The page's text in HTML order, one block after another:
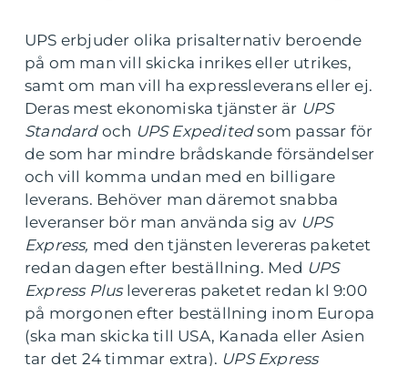
UPS erbjuder olika prisalternativ beroende
på om man vill skicka inrikes eller utrikes,
samt om man vill ha expressleverans eller ej.
Deras mest ekonomiska tjänster är UPS
Standard och UPS Expeditedsom passar för
de som har mindre brådskande försändelser
och vill komma undan med en billigare
leverans. Behöver man däremot snabba
leveranser bör man använda sig av UPS
Express, med den tjänsten levereras paketet
redan dagen efter beställning. Med UPS
Express Plus levereras paketet redan kl 9:00
på morgonen efter beställning inom Europa
(ska man skicka till USA, Kanada eller Asien
tar det 24 timmar extra). UPS Express